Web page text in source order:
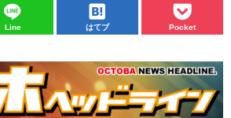
Line はてブ Pocket